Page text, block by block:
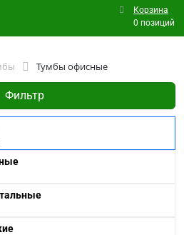
Корзина
0 позиций
Тумбы офисные
Фильтр